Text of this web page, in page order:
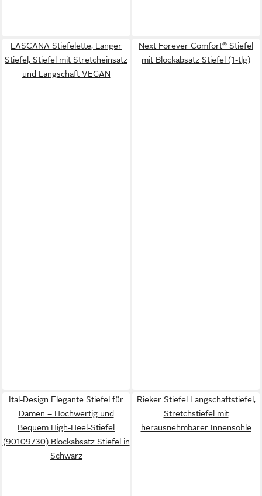
LASCANA Stiefelette, Langer
Stiefel, Stiefel mit Stretcheinsatz
und Langschaft VEGAN
Next Forever Comfort® Stiefel
mit Blockabsatz Stiefel (1-tlg)
Ital-Design Elegante Stiefel für
Damen – Hochwertig und
Bequem High-Heel-Stiefel
(90109730) Blockabsatz Stiefel in
Schwarz
Rieker Stiefel Langschaftstiefel,
Stretchstiefel mit
herausnehmbarer Innensohle